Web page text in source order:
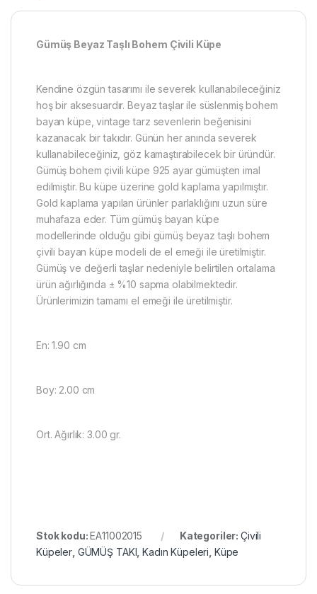
​​Gümüş Beyaz Taşlı Bohem Çivili Küpe
Kendine özgün tasarımı ile severek kullanabileceğiniz
hoş bir aksesuardır. Beyaz taşlar ile süslenmiş bohem
bayan küpe, vintage tarz sevenlerin beğenisini
kazanacak bir takıdır. Günün her anında severek
kullanabileceğiniz, göz kamaştırabilecek bir üründür.
Gümüş bohem çivili küpe 925 ayar gümüşten imal
edilmiştir. Bu küpe üzerine gold kaplama yapılmıştır.
Gold kaplama yapılan ürünler parlaklığını uzun süre
muhafaza eder. Tüm gümüş bayan küpe
modellerinde olduğu gibi gümüş beyaz taşlı bohem
çivili bayan küpe modeli de el emeği ile üretilmiştir.
Gümüş ve değerli taşlar nedeniyle belirtilen ortalama
ürün ağırlığında ± %10 sapma olabilmektedir.
Ürünlerimizin tamamı el emeği ile üretilmiştir.
En: 1.90 cm
Boy: 2.00 cm
Ort. Ağırlık: 3.00 gr.
Stok kodu:EA11002015 Kategoriler: Çivili
Küpeler GÜMÜŞ TAKI ,Kadın Küpeleri Küpe